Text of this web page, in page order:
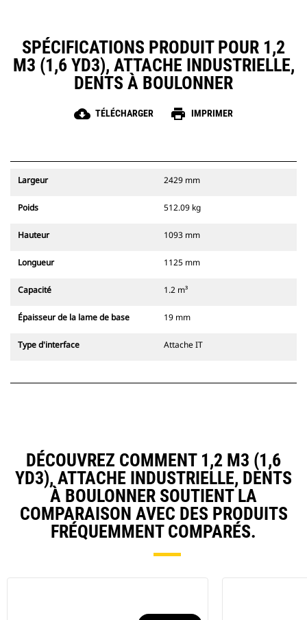
SPÉCIFICATIONS PRODUIT POUR 1,2
M3 (1,6 YD3), ATTACHE INDUSTRIELLE,
DENTS À BOULONNER
cloud_download TÉLÉCHARGER print IMPRIMER
Largeur 2429 mm
Poids 512.09 kg
Hauteur 1093 mm
Longueur 1125 mm
Capacité 1.2 m³
Épaisseur de la lame de base 19 mm
Type d'interface Attache IT
DÉCOUVREZ COMMENT 1,2 M3 (1,6
YD3), ATTACHE INDUSTRIELLE, DENTS
À BOULONNER SOUTIENT LA
COMPARAISON AVEC DES PRODUITS
FRÉQUEMMENT COMPARÉS.